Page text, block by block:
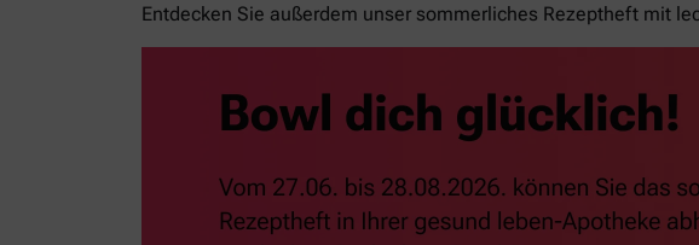
Entdecken Sie außerdem unser sommerliches Rezeptheft mit